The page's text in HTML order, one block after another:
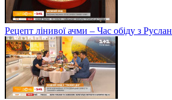
Рецепт лінивої ачми – Час обіду з